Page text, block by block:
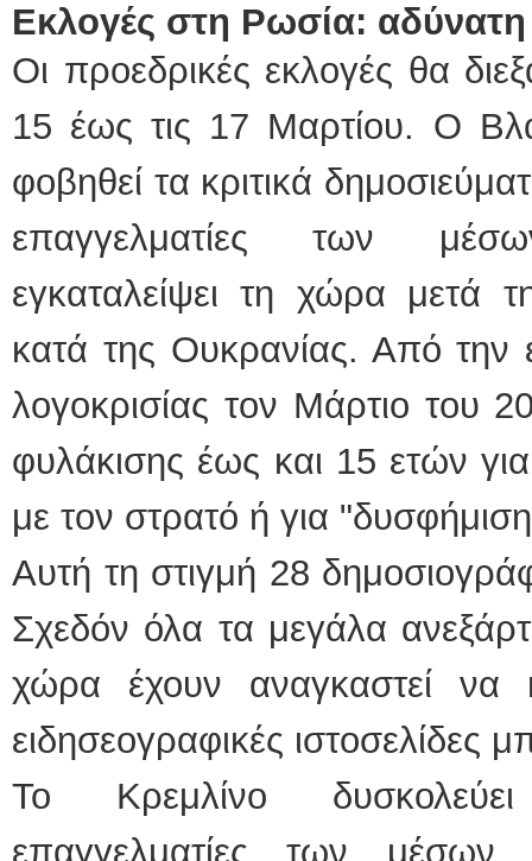
Εκλογές στη Ρωσία:
Οι προεδρικές εκλογές θα
15 έως τις 17 Μαρτίου. Ο
φοβηθεί τα κριτικά
επαγγελματίες των
εγκαταλείψει τη χώρα μετά
κατά της Ουκρανίας. Από την
λογοκρισίας τον Μάρτιο του
φυλάκισης έως και 15 ετών για
με τον στρατό ή για
Αυτή τη στιγμή 28
Σχεδόν όλα τα μεγάλα
χώρα έχουν αναγκαστεί να
ειδησεογραφικές ιστοσελίδες
Το Κρεμλίνο
επαγγελματίες των